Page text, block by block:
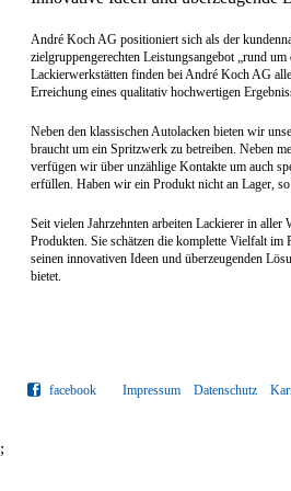
André Koch AG positioniert sich als der
zielgruppengerechten Leistungsangebot „rund um
Lackierwerkstätten finden bei André Koch AG
Erreichung eines qualitativ hochwertigen
Neben den klassischen Autolacken bieten wir
braucht um ein Spritzwerk zu betreiben. Neben
verfügen wir über unzählige Kontakte um auch
erfüllen. Haben wir ein Produkt nicht an Lager,
Seit vielen Jahrzehnten arbeiten Lackierer in aller
Produkten. Sie schätzen die komplette Vielfalt im
seinen innovativen Ideen und überzeugenden
bietet.
facebook Impressum Datenschutz
;